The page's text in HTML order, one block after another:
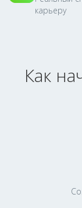
карьеру
Как